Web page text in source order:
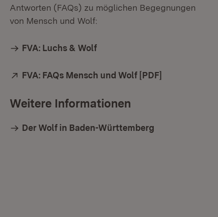
Antworten (FAQs) zu möglichen Begegnungen
von Mensch und Wolf:
FVA: Luchs & Wolf
Extern:
FVA: FAQs Mensch und Wolf [PDF]
Weitere Informationen
Der Wolf in Baden-Württemberg